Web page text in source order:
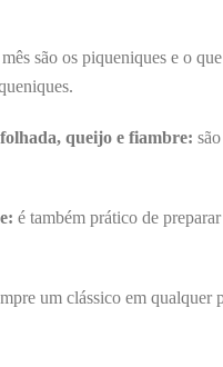
são os piqueniques e o
queijo e fiambre:
é também prático de
um clássico em